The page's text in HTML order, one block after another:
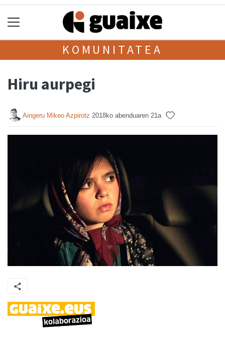
KOMUNITATEA
Hiru aurpegi
Aingeru Mikeo Azpirotz 2018ko abenduaren 21a